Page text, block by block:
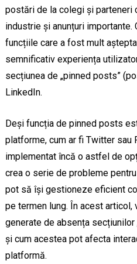
postări de la colegi și parteneri
industrie și anunțuri importante.
funcțiile care a fost mult
semnificativ experiența
secțiunea de „pinned posts”
LinkedIn.
Deși funcția de pinned posts
platforme, cum ar fi Twitter sau
implementat încă o astfel de
crea o serie de probleme
pot să își gestioneze eficient
pe termen lung. În acest
generate de absența
și cum acestea pot afecta
platformă.